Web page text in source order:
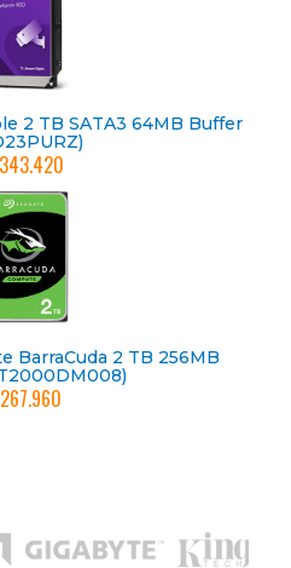
2 TB SATA3 64MB Buffer
BarraCuda 2 TB 256MB